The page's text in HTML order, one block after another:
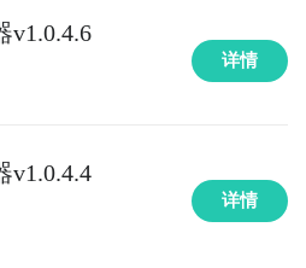
v1.0.4.6
详情
v1.0.4.4
详情